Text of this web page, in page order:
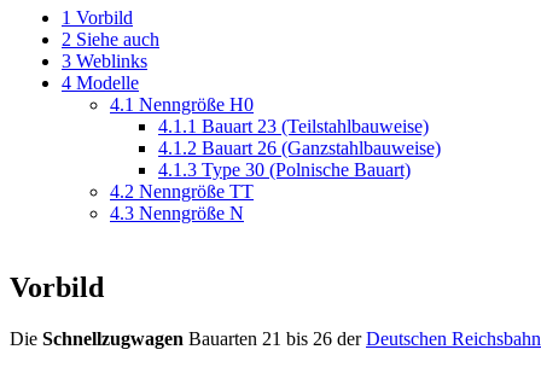
1 Vorbild
2 Siehe auch
3 Weblinks
4 Modelle
4.1 Nenngröße H0
4.1.1 Bauart 23 (Teilstahlbauweise)
4.1.2 Bauart 26 (Ganzstahlbauweise)
4.1.3 Type 30 (Polnische Bauart)
4.2 Nenngröße TT
4.3 Nenngröße N
Vorbild
Die Schnellzugwagen Bauarten 21 bis 26 derDeutschen Reichsbahn